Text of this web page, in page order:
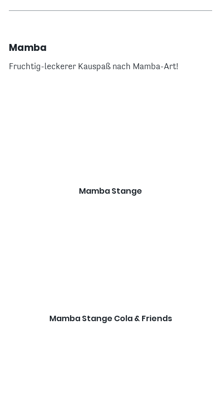
Mamba
Fruchtig-leckerer Kauspaß nach Mamba-Art!
Mamba Stange
Mamba Stange Cola & Friends